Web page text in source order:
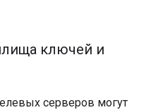
ключей и
серверов могут